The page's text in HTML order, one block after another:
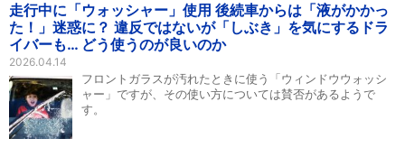
走行中に「ウォッシャー」使用 後続車からは「液がかかっ
た！」迷惑に？ 違反ではないが「しぶき」を気にするドラ
イバーも… どう使うのが良いのか
2026.04.14
フロントガラスが汚れたときに使う「ウィンドウウォッシ
ャー」ですが、その使い方については賛否があるようで
す。